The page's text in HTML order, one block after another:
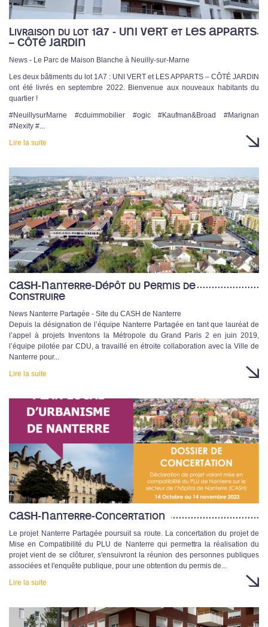
Livraison du lot 1A7 - UNI VERT et LES APPARTS
– CÔTÉ JARDIN
News - Le Parc de Maison Blanche à Neuilly-sur-Marne
Les deux bâtiments du lot 1A7 : UNI VERT et LES APPARTS – CÔTÉ JARDIN
ont été livrés en septembre 2022. Bienvenue aux nouveaux habitants du
quartier !
#NeuillysurMarne #cduimmobilier #ogic #Kaufman&Broad #Marignan
#Nexity #...
Lire la suite
CASH-Nanterre-Dépôt du Permis de
Construire
News Nanterre Partagée - Site du CASH de Nanterre
Depuis la désignation de l’équipe Nanterre Partagée en tant que lauréat de
l’appel à projets Inventons la Métropole du Grand Paris 2 en juin 2019,
l’équipe pilotée par CDU, a travaillé en étroite collaboration avec la Ville de
Nanterre pour...
Lire la suite
CASH-Nanterre-Concertation
Le projet Nanterre Partagée poursuit sa route. La concertation du projet de
Mise en Compatibilité du PLU de Nanterre qui permettra la réalisation du
projet vient de se clôturer, s'ensuivront la réunion des personnes publiques
associées et l'enquête publique, pour une obtention du permis de...
Lire la suite